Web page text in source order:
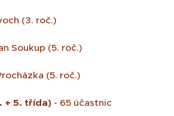
(3. roč.)
Soukup (5. roč.)
(5. roč.)
+ 5. třída) - 65 účastnic